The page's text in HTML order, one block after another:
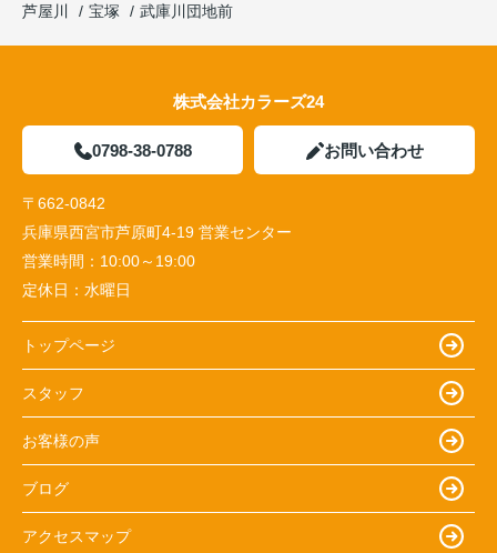
芦屋川
宝塚 武庫川団地前
株式会社カラーズ24
0798-38-0788 お問い合わせ
〒662-0842
兵庫県西宮市芦原町4-19 営業センター
営業時間： 10:00～19:00
定休日： 水曜日
トップページ
スタッフ
お客様の声
ブログ
アクセスマップ